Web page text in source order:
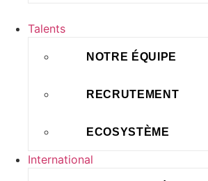
Talents
NOTRE ÉQUIPE
RECRUTEMENT
ECOSYSTÈME
International